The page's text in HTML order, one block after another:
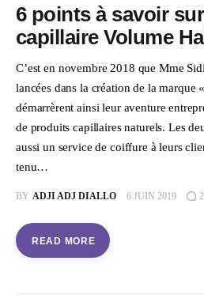
6 points à savoir
capillaire Volume
C’est en novembre 2018 que Mme
lancées dans la création de la marque
démarrèrent ainsi leur aventure
de produits capillaires naturels. Les
aussi un service de coiffure à leurs
tenu…
BY ADJI ADJ DIALLO 6 JUIN 2019 2
READ MORE